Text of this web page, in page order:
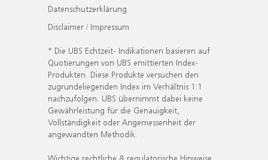
Datenschutzerklärung
Disclaimer / Impressum
* Die UBS Echtzeit- Indikationen basieren auf
Quotierungen von UBS emittierten Index-
Produkten. Diese Produkte versuchen den
zugrundeliegenden Index im Verhältnis 1:1
nachzufolgen. UBS übernimmt dabei keine
Gewährleistung für die Genauigkeit,
Vollständigkeit oder Angemessenheit der
angewandten Methodik.